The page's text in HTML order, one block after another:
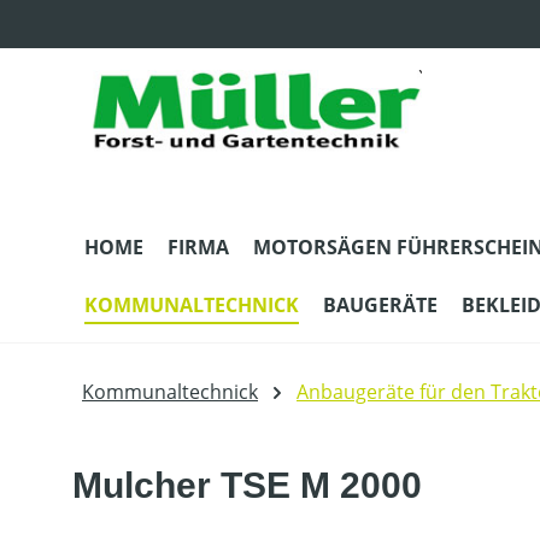
HOME FIRMA MOTORSÄGEN
KOMMUNALTECHNICK BAUGERÄTE
Kommunaltechnick Anbaugeräte für den
Mulcher TSE M 2000